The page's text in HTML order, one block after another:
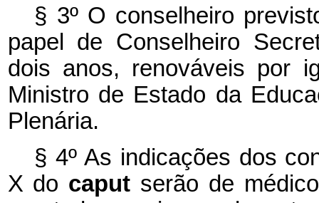
§ 3º O conselheiro
papel de Conselheiro
dois anos, renováveis por
Ministro de Estado da
Plenária.
§ 4º As indicações dos
X do caput serão de